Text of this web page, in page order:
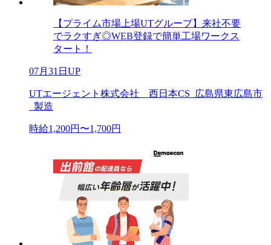
【プライム市場上場UTグループ】来社不要
でラクすぎ◎WEB登録で簡単工場ワークス
タート！
07月31日UP
UTエージェント株式会社 西日本CS_広島県東広島市
_製造
時給1,200円〜1,700円